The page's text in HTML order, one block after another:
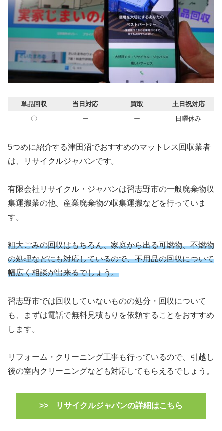
単品回収 当日対応 買取
土日祝対応
〇
ー ー 日曜休み
5つめに紹介する津田沼でおすすめのマットレス回収業者
は、リサイクルジャパンです。
有限会社リサイクル・ジャパンは習志野市の一般廃棄物収
集運搬業の他、産業廃棄物の収集運搬などを行っていま
す。
粗大ごみの回収はもちろん、家庭から出る可燃物、不燃物
の処理などにも対応しているので、不用品の回収について
幅広く相談が出来るでしょう。
習志野市では回収していないものの処分・回収について
も、まずは電話で無料見積もりを依頼することをおすすめ
します。
リフォーム・クリーニング工事も行っているので、引越し
後の室内クリーニングなども対応してもらえるでしょう。
>> リサイクルジャパンの詳細はこちら